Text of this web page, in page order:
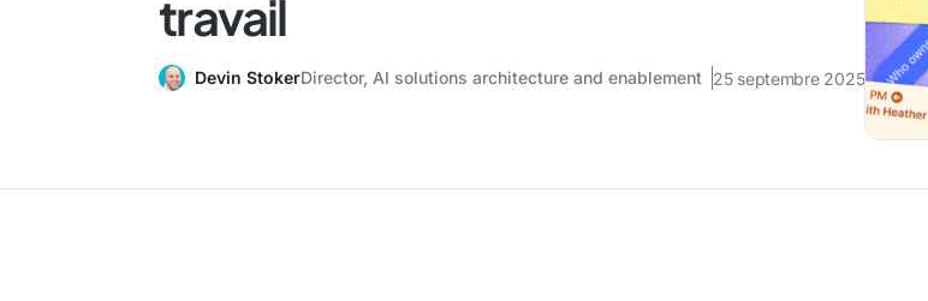
travail
Devin StokerDirector, AI solutions architecture and enablement 25 septembre 2025